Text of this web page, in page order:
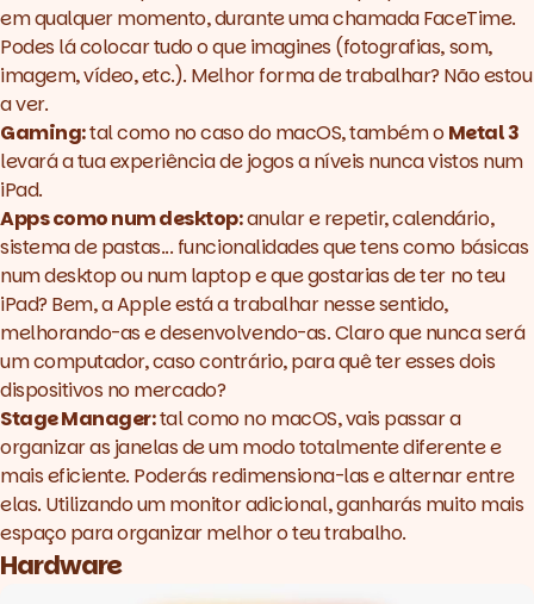
em qualquer momento, durante uma chamada FaceTime.
Podes lá colocar tudo o que imagines (fotografias, som,
imagem, vídeo, etc.). Melhor forma de trabalhar? Não estou
a ver.
Gaming:tal como no caso do macOS, também oMetal 3
levará a tua experiência de jogos a níveis nunca vistos num
iPad.
Apps como numdesktop:anular e repetir, calendário,
sistema de pastas... funcionalidades que tens como básicas
numdesktopou numlaptope que gostarias de ter no teu
iPad? Bem, a Apple está a trabalhar nesse sentido,
melhorando-as e desenvolvendo-as. Claro que nunca será
um computador, caso contrário, para quê ter esses dois
dispositivos no mercado?
Stage Manager:tal como no macOS, vais passar a
organizar as janelas de um modo totalmente diferente e
mais eficiente. Poderás redimensiona-las e alternar entre
elas. Utilizando um monitor adicional, ganharás muito mais
espaço para organizar melhor o teu trabalho.
Hardware